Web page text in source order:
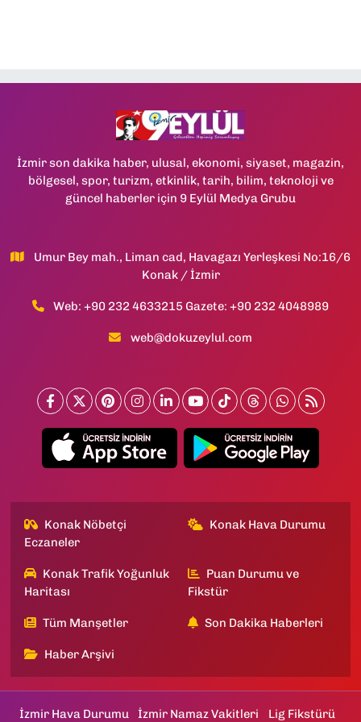
İzmir son dakika haber, ulusal, ekonomi, siyaset, magazin,
bölgesel, spor, turizm, etkinlik, tarih, bilim, teknoloji ve
güncel haberler için 9 Eylül Medya Grubu
Umur Bey mah., Liman cad, Havagazı Yerleşkesi No:16/6
Konak / İzmir
Web: +90 232 4633215 Gazete: +90 232 4048989
web@dokuzeylul.com
Konak Nöbetçi
Eczaneler
Konak Hava Durumu
Konak Trafik Yoğunluk
Haritası
Puan Durumu ve
Fikstür
Tüm Manşetler Son Dakika Haberleri
Haber Arşivi
İzmir Hava Durumu İzmir Namaz Vakitleri Lig Fikstürü